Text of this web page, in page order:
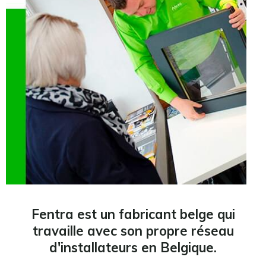
Fentra est un fabricant belge qui
travaille avec son propre réseau
d'installateurs en Belgique.